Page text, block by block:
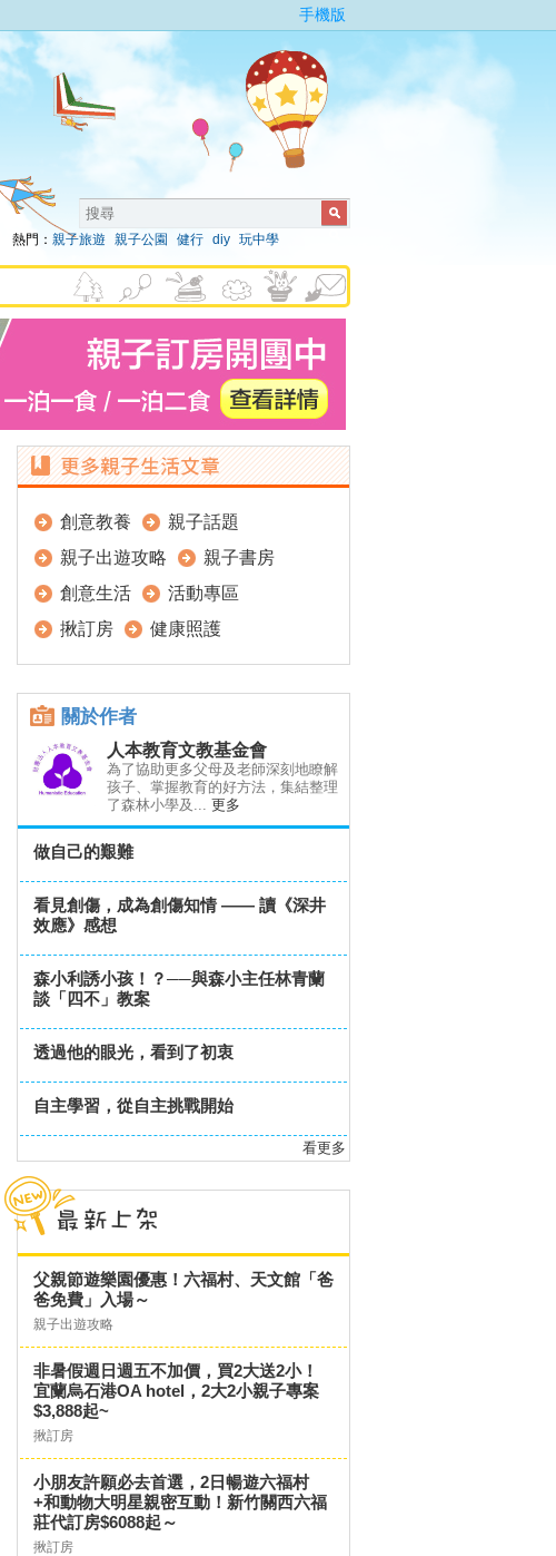
手機版
熱門： 親子旅遊 親子公園 健行 diy 玩中學
創意教養
親子話題
親子出遊攻略
親子書房
創意生活
活動專區
揪訂房
健康照護
關於作者
人本教育文教基金會
為了協助更多父母及老師深刻地瞭解
孩子、掌握教育的好方法，集結整理
了森林小學及... 更多
做自己的艱難
看見創傷，成為創傷知情 —— 讀《深井
效應》感想
森小利誘小孩！？──與森小主任林青蘭
談「四不」教案
透過他的眼光，看到了初衷
自主學習，從自主挑戰開始
看更多
父親節遊樂園優惠！六福村、天文館「爸
爸免費」入場～
親子出遊攻略
非暑假週日週五不加價，買2大送2小！
宜蘭烏石港OA hotel，2大2小親子專案
$3,888起~
揪訂房
小朋友許願必去首選，2日暢遊六福村
+和動物大明星親密互動！新竹關西六福
莊代訂房$6088起～
揪訂房